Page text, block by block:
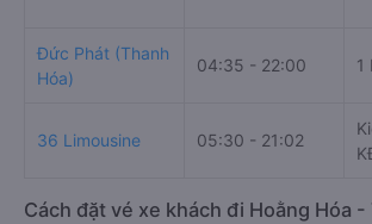
Đức Phát (Thanh
Hóa)
04:35 - 22:00 1
36 Limousine 05:30 - 21:02
Cách đặt vé xe khách đi Hoằng Hóa